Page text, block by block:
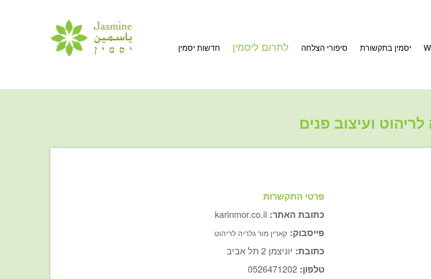
יסמין בתקשורת סיפורי הצלחה לתרום ליסמין
חדשות יסמין
ועיצוב פנים
פרטי התקשרות
כתובת האתר: karinmor.co.il
פייסבוק: קארין מור גלריה לריהוט
כתובת: יוניצמן 2 תל אביב
טלפון: 0526471202